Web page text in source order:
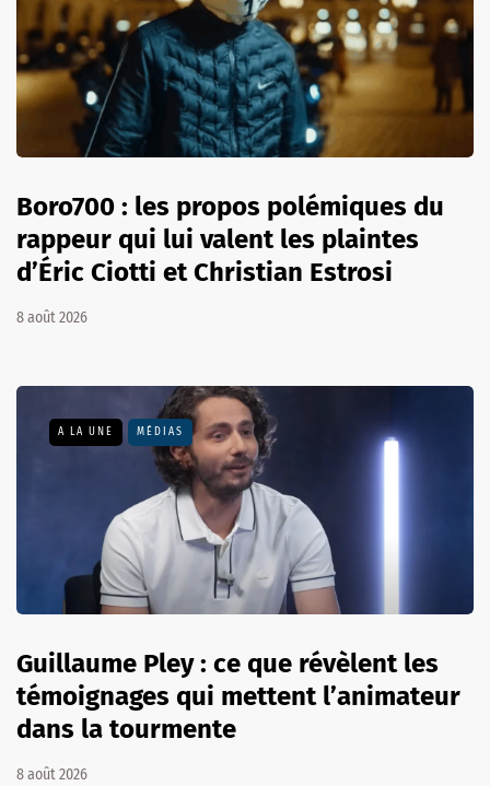
Boro700 : les propos polémiques du
rappeur qui lui valent les plaintes
d’Éric Ciotti et Christian Estrosi
8 août 2026
A LA UNE MÉDIAS
Guillaume Pley : ce que révèlent les
témoignages qui mettent l’animateur
dans la tourmente
8 août 2026